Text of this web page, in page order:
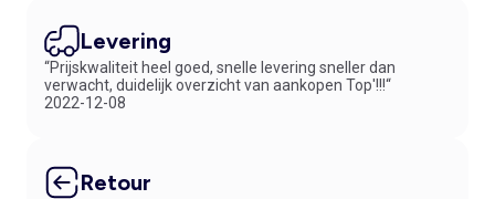
Levering
“Prijskwaliteit heel goed, snelle levering sneller dan
verwacht, duidelijk overzicht van aankopen Top'!!!“
2022-12-08
Retour